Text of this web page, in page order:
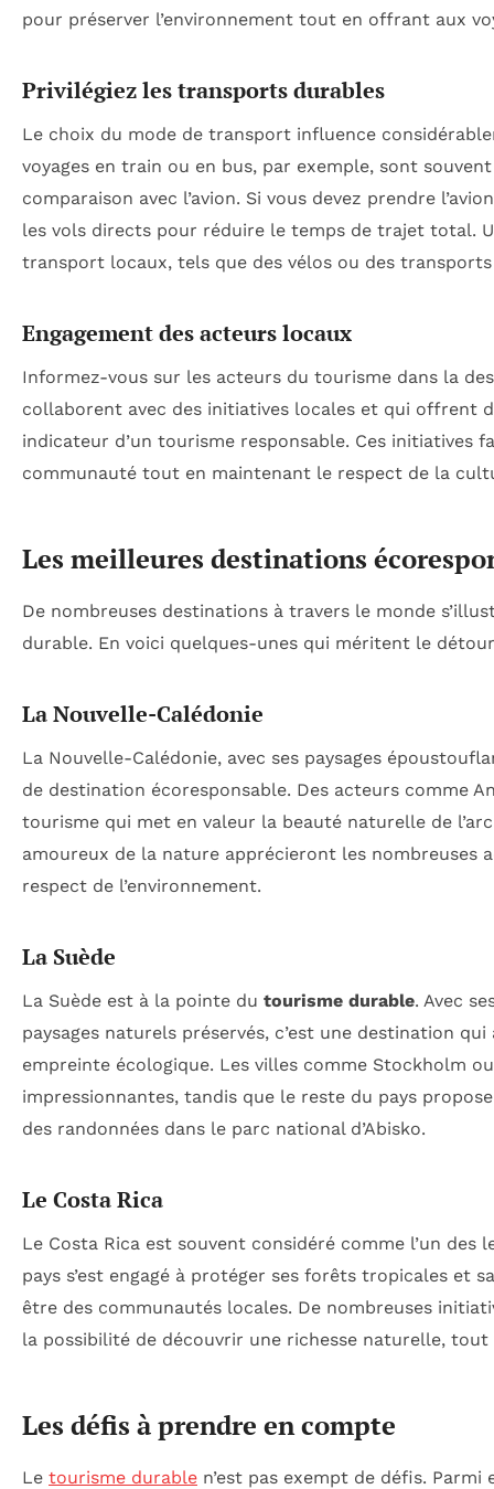
pour préserver l’environnement tout en offrant aux
Privilégiez les transports durables
Le choix du mode de transport influence
voyages en train ou en bus, par exemple, sont
comparaison avec l’avion. Si vous devez prendre
les vols directs pour réduire le temps de trajet total.
transport locaux, tels que des vélos ou des
Engagement des acteurs locaux
Informez-vous sur les acteurs du tourisme dans la
collaborent avec des initiatives locales et qui offrent
indicateur d’un tourisme responsable. Ces initiatives
communauté tout en maintenant le respect de la
Les meilleures destinations
De nombreuses destinations à travers le monde
durable. En voici quelques-unes qui méritent le
La Nouvelle-Calédonie
La Nouvelle-Calédonie, avec ses paysages
de destination écoresponsable. Des acteurs comme
tourisme qui met en valeur la beauté naturelle de
amoureux de la nature apprécieront les nombreuses
respect de l’environnement.
La Suède
La Suède est à la pointe du tourisme durable. Avec
paysages naturels préservés, c’est une destination
empreinte écologique. Les villes comme Stockholm
impressionnantes, tandis que le reste du pays
des randonnées dans le parc national d’Abisko.
Le Costa Rica
Le Costa Rica est souvent considéré comme l’un
pays s’est engagé à protéger ses forêts tropicales
être des communautés locales. De nombreuses
la possibilité de découvrir une richesse naturelle,
Les défis à prendre en compte
Le tourisme durable n’est pas exempt de défis.